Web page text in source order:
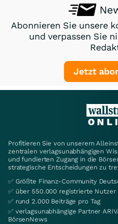
Abonnieren Sie unsere
und verpassen Sie
Jetzt
Profitieren Sie von unserem
zentralen verlagsunabhängigen
und fundierten Zugang in die
strategische Entscheidungen zu
✅ Größte Finanz-Community
✅ über 550.000 registrierte Nutzer
✅ rund 2.000 Beiträge pro Tag
✅ verlagsunabhängige Partner
BörsenNews